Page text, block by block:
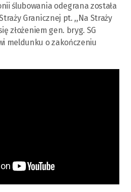
ślubowania odegrana została
Granicznej pt. ,,Na Straży
złożeniem gen. bryg. SG
meldunku o zakończeniu